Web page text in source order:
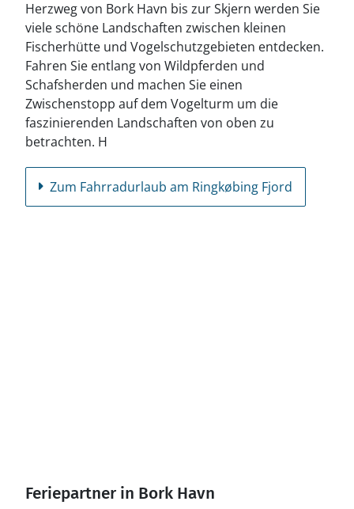
Herzweg von Bork Havn bis zur Skjern werden Sie
viele schöne Landschaften zwischen kleinen
Fischerhütte und Vogelschutzgebieten entdecken.
Fahren Sie entlang von Wildpferden und
Schafsherden und machen Sie einen
Zwischenstopp auf dem Vogelturm um die
faszinierenden Landschaften von oben zu
betrachten. H
Zum Fahrradurlaub am Ringkøbing Fjord
Feriepartner in Bork Havn